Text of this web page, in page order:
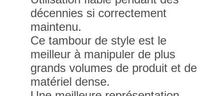
CONFIDENTIALITÉ
décennies si correctement
maintenu.
Ce tambour de style est le
meilleur à manipuler de plus
grands volumes de produit et de
matériel dense.